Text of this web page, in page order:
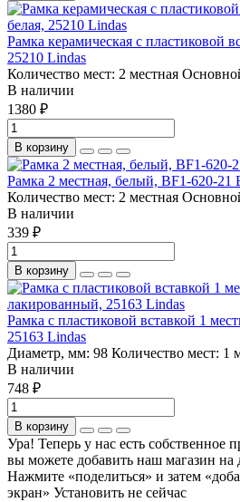
Рамка керамическая с пластиковой
25210 Lindas
Количество мест: 2 местная
В наличии
1380 ₽
В корзину
Рамка 2 местная, белый, BF1-620-21
Количество мест: 2 местная
В наличии
339 ₽
В корзину
Рамка с пластиковой вставкой 1
25163 Lindas
Диаметр, мм: 98 Количество мест: 1
В наличии
748 ₽
В корзину
Ура! Теперь у нас есть собственное
вы можете добавить наш магазин
Нажмите «поделиться» и затем
экран» Установить не сейчас